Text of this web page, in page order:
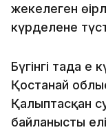
жекелеген
күрделене
Бүгінгі таңда
Қостанай
Қалыптасқан
байланысты